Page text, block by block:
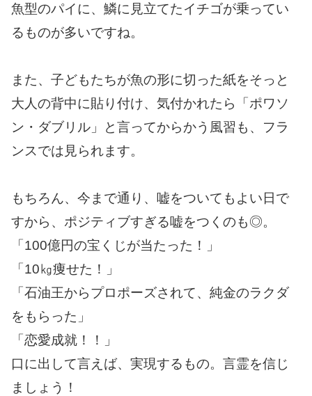
魚型のパイに、鱗に見立てたイチゴが乗ってい
るものが多いですね。
また、子どもたちが魚の形に切った紙をそっと
大人の背中に貼り付け、気付かれたら「ポワソ
ン・ダブリル」と言ってからかう風習も、フラ
ンスでは見られます。
もちろん、今まで通り、嘘をついてもよい日で
すから、ポジティブすぎる嘘をつくのも◎。
「100億円の宝くじが当たった！」
「10㎏痩せた！」
「石油王からプロポーズされて、純金のラクダ
をもらった」
「恋愛成就！！」
口に出して言えば、実現するもの。言霊を信じ
ましょう！